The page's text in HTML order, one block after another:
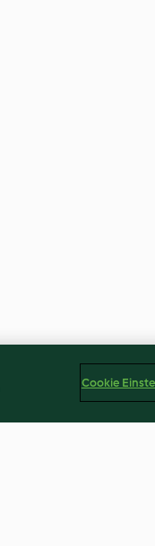
Cookie